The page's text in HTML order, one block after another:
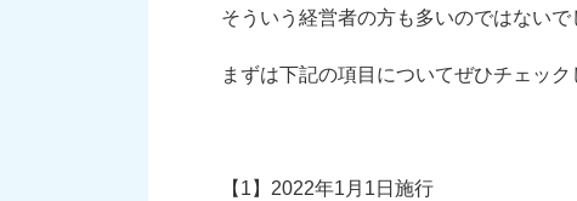
そういう経営者の方も多いのではないで
まずは下記の項目についてぜひチェック
【1】2022年1月1日施行